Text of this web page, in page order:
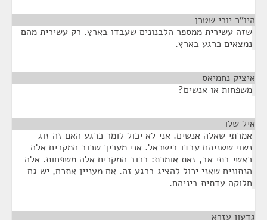
היו"ר יורי שטרן
שזה עשירית ממספר הלבנונים שעבדו בארץ. רק עשירית מהם
נמצאים כרגע בארץ.
איציק נחמיאס
משפחות או אנשים?
איל שלו
אמרתי שאלה אנשים. אני לא יכול לומר כרגע האם זה זוג
נשוי ששניהם עבדו בישראל. אני מעריך שרוב המקרים אלה
ראשי בתי אב, זאת אומרת: ברוב המקרים אלה משפחות. אלה
הנתונים שאני יכול להציג ברגע זה. אם מעניין אתכם, יש גם
חלוקה עדתית ביניהם.
גדעון עזרא